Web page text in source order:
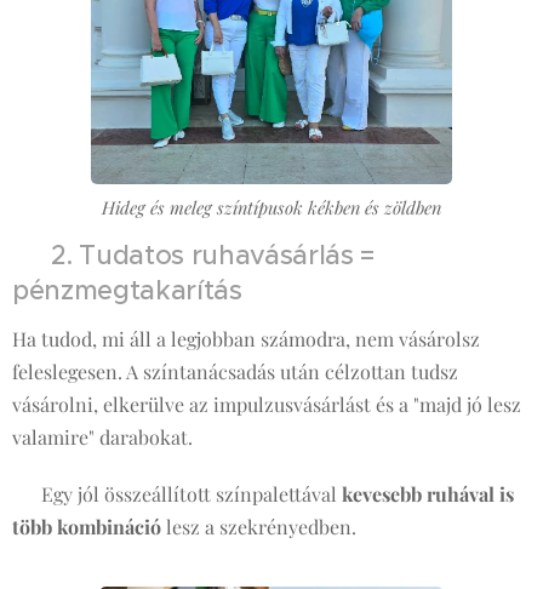
Hideg és meleg színtípusok kékben és zöldben
🛍 2. Tudatos ruhavásárlás =
pénzmegtakarítás
Ha tudod, mi áll a legjobban számodra, nem vásárolsz
feleslegesen. A színtanácsadás után célzottan tudsz
vásárolni, elkerülve az impulzusvásárlást és a "majd jó lesz
valamire" darabokat.
💡 Egy jól összeállított színpalettával kevesebb ruhával is
több kombinációlesz a szekrényedben.